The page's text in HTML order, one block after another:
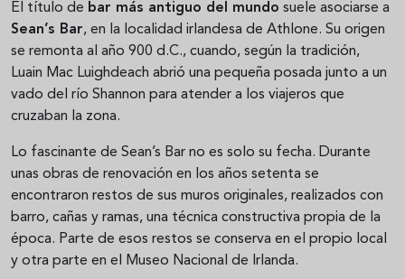
El título de bar más antiguo del mundo suele asociarse a
Sean’s Bar, en la localidad irlandesa de Athlone. Su origen
se remonta al año 900 d.C., cuando, según la tradición,
Luain Mac Luighdeach abrió una pequeña posada junto a un
vado del río Shannon para atender a los viajeros que
cruzaban la zona.
Lo fascinante de Sean’s Bar no es solo su fecha. Durante
unas obras de renovación en los años setenta se
encontraron restos de sus muros originales, realizados con
barro, cañas y ramas, una técnica constructiva propia de la
época. Parte de esos restos se conserva en el propio local
y otra parte en el Museo Nacional de Irlanda.